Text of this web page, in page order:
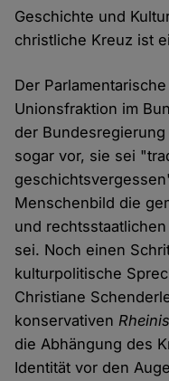
Geschichte und
christliche Kreuz ist
Der
Unionsfraktion im
der
sogar vor, sie sei
Menschenbild die
und
sei. Noch einen
kulturpolitische
Christiane
konservativen
die Abhängung des
Identität vor den